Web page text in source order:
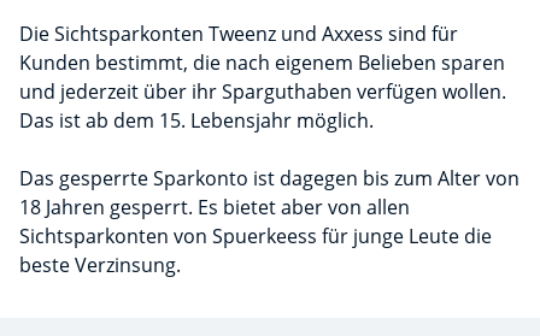
Die Sichtsparkonten Tweenz und Axxess sind für
Kunden bestimmt, die nach eigenem Belieben sparen
und jederzeit über ihr Sparguthaben verfügen wollen.
Das ist ab dem 15. Lebensjahr möglich.
Das gesperrte Sparkonto ist dagegen bis zum Alter von
18 Jahren gesperrt. Es bietet aber von allen
Sichtsparkonten von Spuerkeess für junge Leute die
beste Verzinsung.